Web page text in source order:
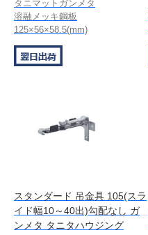
タニマットガンメタ
溶融メッキ鋼板
125×56×58.5(mm)
スタンダード 吊金具 105(スラ
イド幅10～40出)勾配なし ガ
ンメタ タニタハウジング